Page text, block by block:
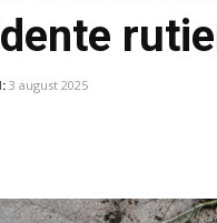
3 august 2025